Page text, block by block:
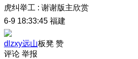
虎纠举工 : 谢谢版主欣赏
6-9 18:33:45 福建
dlzxy远山板凳 赞
评论 举报